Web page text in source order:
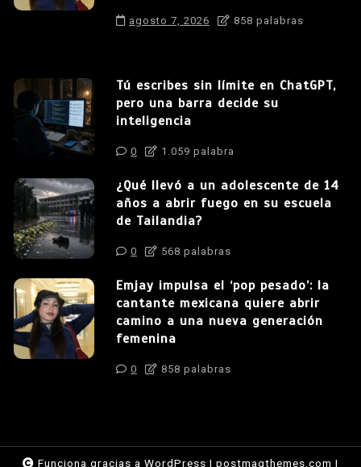
agosto 7, 2026 858 palabras
Tú escribes sin límite en ChatGPT,
pero una barra decide su
inteligencia
0 1.059 palabra
¿Qué llevó a un adolescente de 14
años a abrir fuego en su escuela
de Tailandia?
0 568 palabras
Emjay impulsa el ‘pop pesado’: la
cantante mexicana quiere abrir
camino a una nueva generación
femenina
0 858 palabras
Funciona gracias a WordPress | postmagthemes.com |